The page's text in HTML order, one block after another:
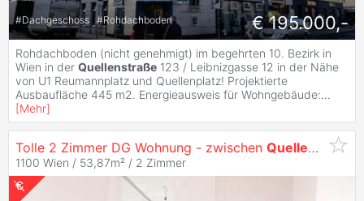
#Dachgeschoss #Rohdachboden € 195.000,-
Rohdachboden (nicht genehmigt) im begehrten 10. Bezirk in
Wien in der Quellenstraße 123 / Leibnizgasse 12 in der Nähe
von U1 Reumannplatz und Quellenplatz! Projektierte
Ausbaufläche 445 m2. Energieausweis für Wohngebäude:...
[Mehr]
Tolle 2 Zimmer DG Wohnung - zwischen Quellenstraße
1100 Wien / 53,87m² / 2 Zimmer